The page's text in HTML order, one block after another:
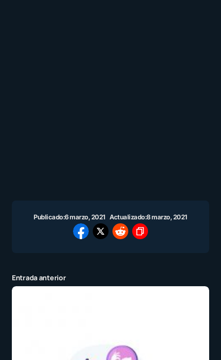
Publicado:6 marzo, 2021 Actualizado:8 marzo, 2021
Entrada anterior